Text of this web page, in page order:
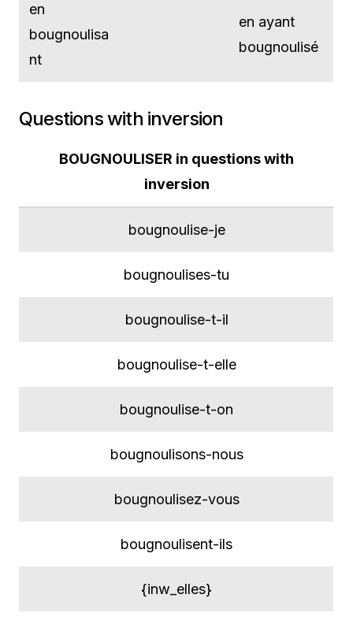
en
bougnoulisa
nt
en ayant
bougnoulisé
Questions with inversion
BOUGNOULISER in questions with
inversion
bougnoulise-je
bougnoulises-tu
bougnoulise-t-il
bougnoulise-t-elle
bougnoulise-t-on
bougnoulisons-nous
bougnoulisez-vous
bougnoulisent-ils
{inw_elles}